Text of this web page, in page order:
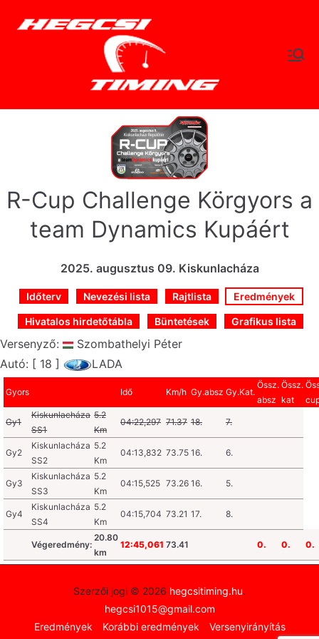
hegc
sitimi
Időtlen Idők
R-Cup Challenge Körgyors a
team Dynamics Kupáért
2025. augusztus 09. Kiskunlacháza
Időterv Nevezési lista Rajtlista Eredmények
Hivatalos hirdetőtábla Büntetések Grafikus lista
Versenyző:
Szombathelyi Péter
Autó: [ 18 ]
LADA
Gyors Idő Km/h Gy.absz Gy.Kat.
Össz.
absz
Össz.
kat
Gy1
Kiskunlacháza
SS1
5.2
Km
04:22,297 71.37 18. 7.
Gy2
Kiskunlacháza
SS2
5.2
Km
04:13,832 73.75 16. 6.
Gy3
Kiskunlacháza
SS3
5.2
Km
04:15,525 73.26 16. 5.
Gy4
Kiskunlacháza
SS4
5.2
Km
04:15,704 73.21 17. 8.
Végeredmény:
20.80
km
12:45,061 73.41 0. 0. 0.
Szerzői jogi © 2026 hegcsitiming.hu.
hegcsi1015@gmail.com
Eredmények
Korábbi eredmények
Versenyirányítás